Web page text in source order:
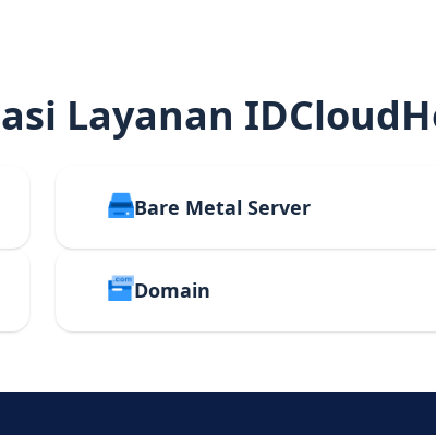
Layanan
Bare Metal Server
Domain